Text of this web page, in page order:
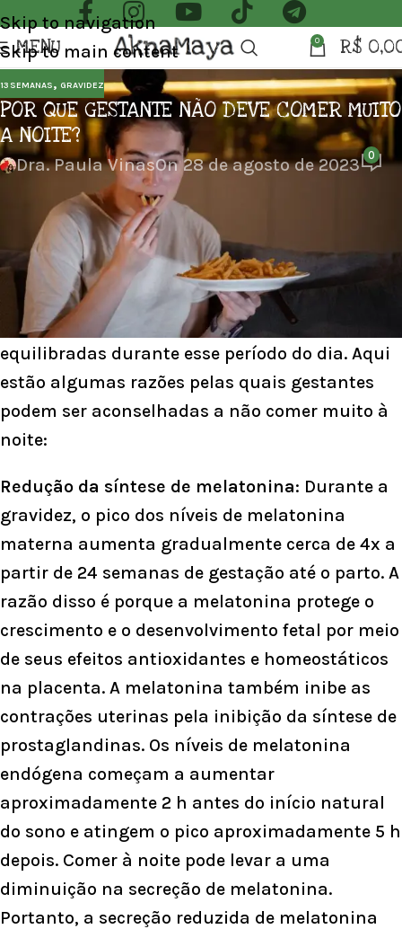
Skip to navigation
Skip to main content
MENU 0 R$
13 SEMANAS, GRAVIDEZ
POR QUE GESTANTE NÃO DEVE COMER MUITO
A NOITE?
Dra. Paula VinasOn 28 de agosto de 2023 0
POR QUE GESTANTE NÃO DEVE COMER MUITO A
NOITE?
Existem algumas razões pelas quais muitos
profissionais de saúde aconselham as
gestantes a optar por refeições mais leves e
equilibradas durante esse período do dia. Aqui
estão algumas razões pelas quais gestantes
podem ser aconselhadas a não comer muito à
noite:
Redução da síntese de melatonina: Durante a
gravidez, o pico dos níveis de melatonina
materna aumenta gradualmente cerca de 4x a
partir de 24 semanas de gestação até o parto. A
razão disso é porque a melatonina protege o
crescimento e o desenvolvimento fetal por meio
de seus efeitos antioxidantes e homeostáticos
na placenta. A melatonina também inibe as
contrações uterinas pela inibição da síntese de
prostaglandinas. Os níveis de melatonina
endógena começam a aumentar
aproximadamente 2 h antes do início natural
do sono e atingem o pico aproximadamente 5 h
depois. Comer à noite pode levar a uma
diminuição na secreção de melatonina.
Portanto, a secreção reduzida de melatonina